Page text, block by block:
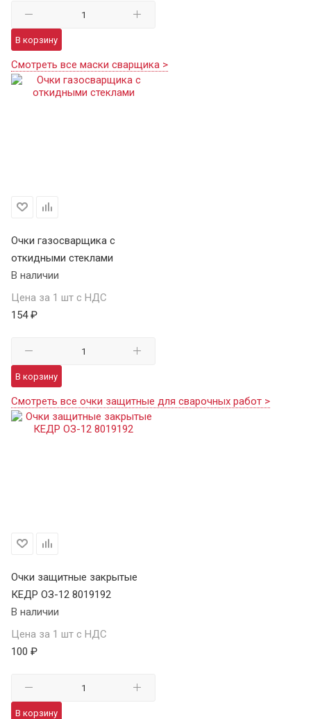
В корзину
Смотреть все маски сварщика >
Очки газосварщика с
откидными стеклами
В наличии
Цена за 1 шт с НДС
154 ₽
В корзину
Смотреть все очки защитные для сварочных работ >
Очки защитные закрытые
КЕДР ОЗ-12 8019192
В наличии
Цена за 1 шт с НДС
100 ₽
В корзину